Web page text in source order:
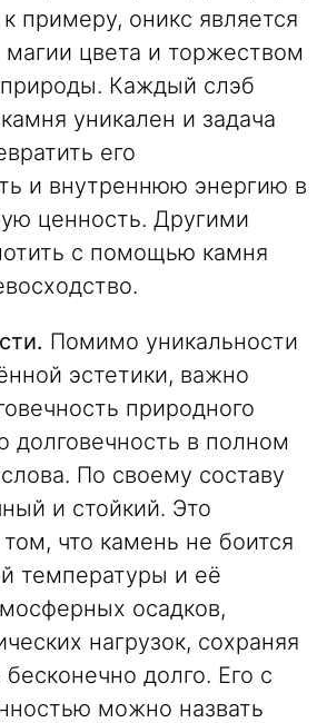
примеру, оникс является
цвета и торжеством
Каждый слэб
уникален и задача
его
и внутреннюю энергию в
ценность. Другими
с помощью камня
Помимо уникальности
эстетики, важно
природного
долговечность в полном
По своему составу
и стойкий. Это
что камень не боится
температуры и её
осадков,
нагрузок, сохраняя
бесконечно долго. Его с
можно назвать